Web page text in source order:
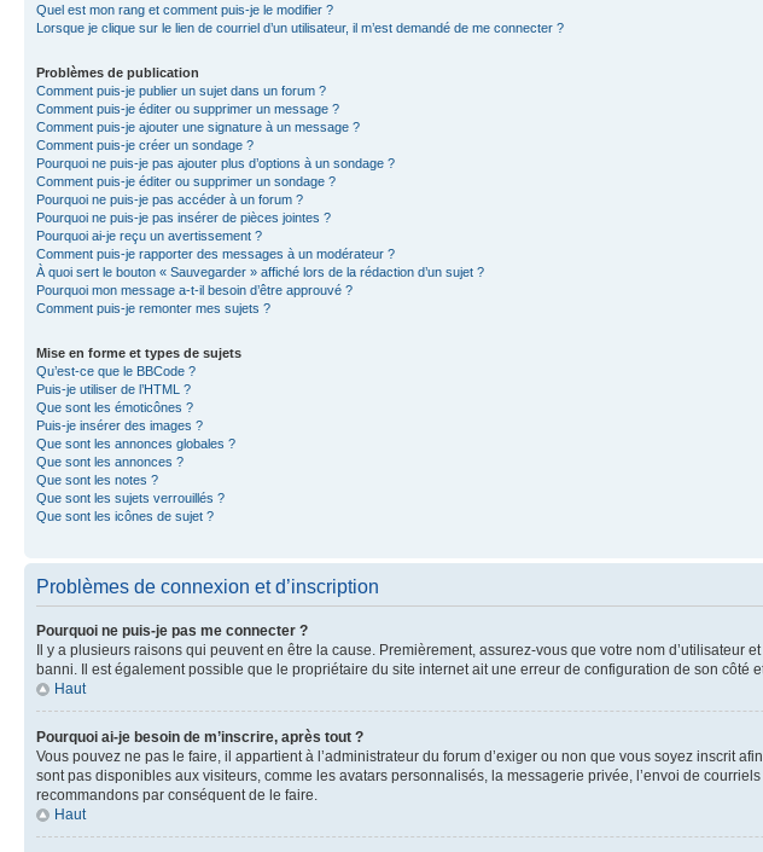
Quel est mon rang et comment puis-je le modifier ?
Lorsque je clique sur le lien de courriel d’un utilisateur, il m’est demandé de me connecter ?
Problèmes de publication
Comment puis-je publier un sujet dans un forum ?
Comment puis-je éditer ou supprimer un message ?
Comment puis-je ajouter une signature à un message ?
Comment puis-je créer un sondage ?
Pourquoi ne puis-je pas ajouter plus d’options à un sondage ?
Comment puis-je éditer ou supprimer un sondage ?
Pourquoi ne puis-je pas accéder à un forum ?
Pourquoi ne puis-je pas insérer de pièces jointes ?
Pourquoi ai-je reçu un avertissement ?
Comment puis-je rapporter des messages à un modérateur ?
À quoi sert le bouton « Sauvegarder » affiché lors de la rédaction d’un sujet ?
Pourquoi mon message a-t-il besoin d’être approuvé ?
Comment puis-je remonter mes sujets ?
Mise en forme et types de sujets
Qu’est-ce que le BBCode ?
Puis-je utiliser de l’HTML ?
Que sont les émoticônes ?
Puis-je insérer des images ?
Que sont les annonces globales ?
Que sont les annonces ?
Que sont les notes ?
Que sont les sujets verrouillés ?
Que sont les icônes de sujet ?
Problèmes de connexion et d’inscription
Pourquoi ne puis-je pas me connecter ?
Il y a plusieurs raisons qui peuvent en être la cause. Premièrement, assurez-vous que votre nom d’utilisateur
banni. Il est également possible que le propriétaire du site internet ait une erreur de configuration de son côté
Haut
Pourquoi ai-je besoin de m’inscrire, après tout ?
Vous pouvez ne pas le faire, il appartient à l’administrateur du forum d’exiger ou non que vous soyez inscrit
sont pas disponibles aux visiteurs, comme les avatars personnalisés, la messagerie privée, l’envoi de
recommandons par conséquent de le faire.
Haut